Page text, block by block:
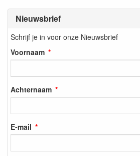
Nieuwsbrief
Schrijf je in voor onze Nieuwsbrief
Voornaam
Achternaam
E-mail